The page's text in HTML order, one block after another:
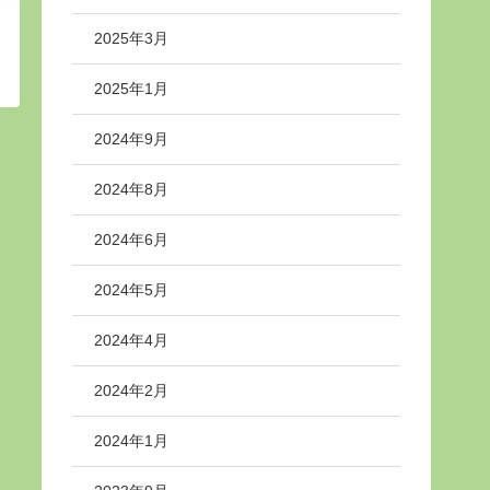
2025年3月
2025年1月
2024年9月
2024年8月
2024年6月
2024年5月
2024年4月
2024年2月
2024年1月